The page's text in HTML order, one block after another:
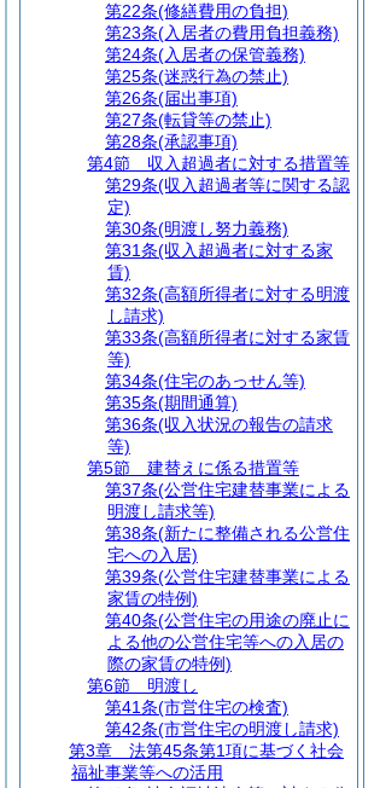
第22条(修繕費用の負担)
第23条(入居者の費用負担義務)
第24条(入居者の保管義務)
第25条(迷惑行為の禁止)
第26条(届出事項)
第27条(転貸等の禁止)
第28条(承認事項)
第4節
収入超過者に対する措置等
第29条(収入超過者等に関する認
定)
第30条(明渡し努力義務)
第31条(収入超過者に対する家
賃)
第32条(高額所得者に対する明渡
し請求)
第33条(高額所得者に対する家賃
等)
第34条(住宅のあっせん等)
第35条(期間通算)
第36条(収入状況の報告の請求
等)
第5節
建替えに係る措置等
第37条(公営住宅建替事業による
明渡し請求等)
第38条(新たに整備される公営住
宅への入居)
第39条(公営住宅建替事業による
家賃の特例)
第40条(公営住宅の用途の廃止に
よる他の公営住宅等への入居の
際の家賃の特例)
第6節
明渡し
第41条(市営住宅の検査)
第42条(市営住宅の明渡し請求)
第3章
法第45条第1項に基づく社会
福祉事業等への活用